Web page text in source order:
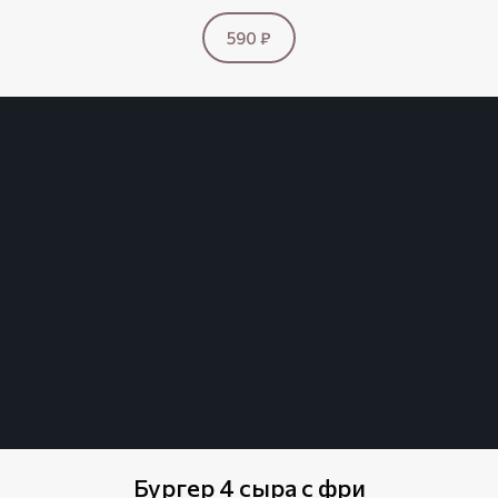
590 ₽
Бургер 4 сыра с фри